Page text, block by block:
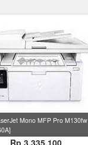
Mono MFP Pro M130fw